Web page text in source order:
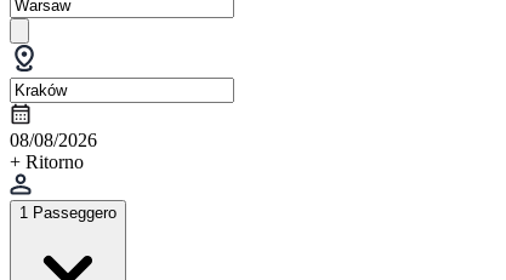
08/08/2026
+ Ritorno
1 Passeggero